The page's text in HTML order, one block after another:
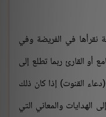
نقرأها في الفريضة وفي
أو القارئ ربما تطلع إلى
القنوت) إذا كان ذلك
الهدايات والمعاني التي